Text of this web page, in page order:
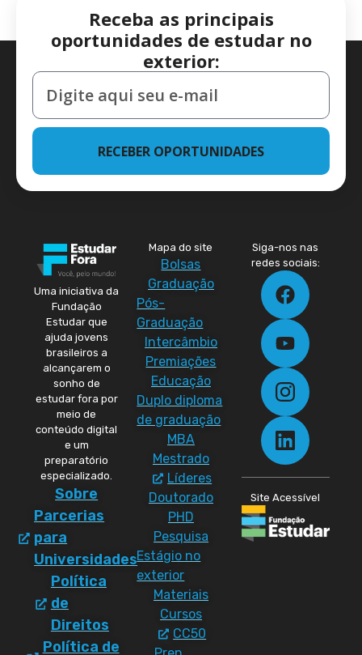
Receba as principais
oportunidades de estudar no
exterior:
RECEBER OPORTUNIDADES
Uma iniciativa da
Fundação
Estudar que
ajuda jovens
brasileiros a
alcançarem o
sonho de
estudar fora por
meio de
conteúdo digital
e um
preparatório
especializado.
Sobre
Parcerias
para
Universidades
Política
de
Direitos
Política de
Mapa do site
Bolsas
Graduação
Pós-
Graduação
Intercâmbio
Premiações
Educação
Duplo diploma
de graduação
MBA
Mestrado
Líderes
Doutorado
PHD
Pesquisa
Estágio no
exterior
Materiais
Cursos
CC50
Siga-nos nas
redes sociais:
Site Acessível